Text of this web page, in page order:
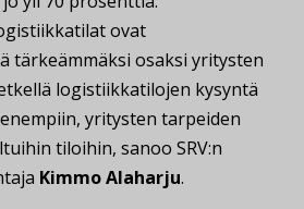
ovat
tärkeämmäksi osaksi yritysten
logistiikkatilojen kysyntä
yritysten tarpeiden
tiloihin, sanoo SRV:n
Kimmo Alaharju.